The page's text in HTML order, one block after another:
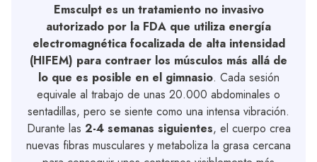
Emsculpt es un tratamiento no invasivo
autorizado por la FDA que utiliza energía
electromagnética focalizada de alta intensidad
(HIFEM) para contraer los músculos más allá de
lo que es posible en el gimnasio. Cada sesión
equivale al trabajo de unas 20.000 abdominales o
sentadillas, pero se siente como una intensa vibración.
Durante las 2-4 semanas siguientes, el cuerpo crea
nuevas fibras musculares y metaboliza la grasa cercana